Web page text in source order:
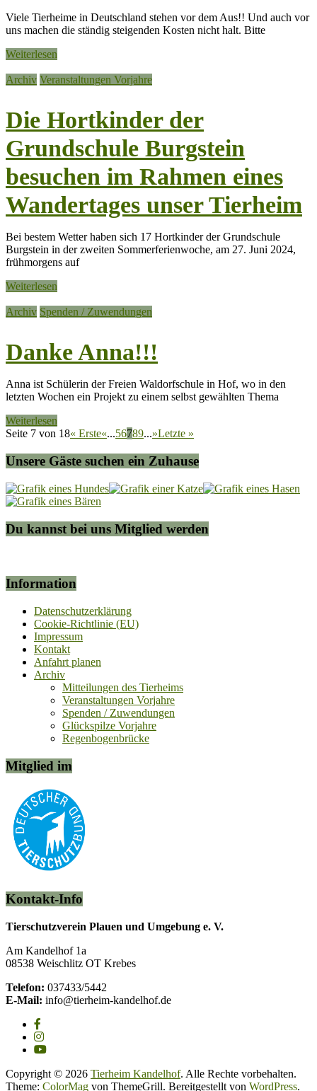
Viele Tierheime in Deutschland stehen vor dem Aus!! Und auch vor
uns machen die ständig steigenden Kosten nicht halt. Bitte
Weiterlesen
Archiv Veranstaltungen Vorjahre
Die Hortkinder der
Grundschule Burgstein
besuchen im Rahmen eines
Wandertages unser Tierheim
Bei bestem Wetter haben sich 17 Hortkinder der Grundschule
Burgstein in der zweiten Sommerferienwoche, am 27. Juni 2024,
frühmorgens auf
Weiterlesen
Archiv Spenden / Zuwendungen
Danke Anna!!!
Anna ist Schülerin der Freien Waldorfschule in Hof, wo in den
letzten Wochen ein Projekt zu einem selbst gewählten Thema
Weiterlesen
Seite 7 von 18« Erste«...56789...»Letzte »
Unsere Gäste suchen ein Zuhause
Du kannst bei uns Mitglied werden
Information
Datenschutzerklärung
Cookie-Richtlinie (EU)
Impressum
Kontakt
Anfahrt planen
Archiv
Mitteilungen des Tierheims
Veranstaltungen Vorjahre
Spenden / Zuwendungen
Glückspilze Vorjahre
Regenbogenbrücke
Mitglied im
Kontakt-Info
Tierschutzverein Plauen und Umgebung e. V.
Am Kandelhof 1a
08538 Weischlitz OT Krebes
Telefon: 037433/5442
E-Mail: info@tierheim-kandelhof.de
Copyright © 2026 Tierheim Kandelhof. Alle Rechte vorbehalten.
Theme: ColorMag von ThemeGrill. Bereitgestellt von WordPress.